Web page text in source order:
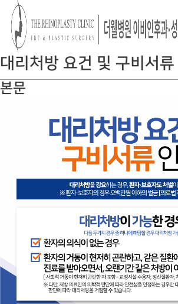
대리처방 요건 및 구비서류
본문